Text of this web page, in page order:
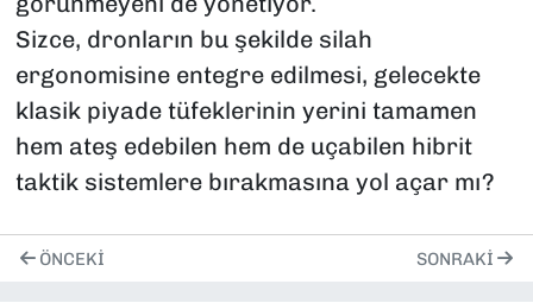
Sizce, dronların bu şekilde silah
ergonomisine entegre edilmesi, gelecekte
klasik piyade tüfeklerinin yerini tamamen
hem ateş edebilen hem de uçabilen hibrit
taktik sistemlere bırakmasına yol açar mı?
ÖNCEKI SONRAKI